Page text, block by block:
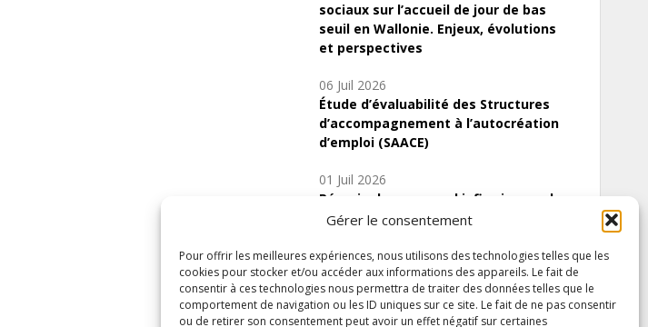
Gérer le consentement
Pour offrir les meilleures expériences, nous utilisons des technologies telles que les
cookies pour stocker et/ou accéder aux informations des appareils. Le fait de
consentir à ces technologies nous permettra de traiter des données telles que le
comportement de navigation ou les ID uniques sur ce site. Le fait de ne pas consentir
ou de retirer son consentement peut avoir un effet négatif sur certaines
sociaux sur l’accueil de jour de bas
seuil en Wallonie. Enjeux, évolutions
et perspectives
06 Juil 2026
Étude d’évaluabilité des Structures
d’accompagnement à l’autocréation
d’emploi (SAACE)
01 Juil 2026
Pénurie du personnel infirmier :quels
indicateurs d’offre de soins pour
Inscrivez-vous à notre newsletter